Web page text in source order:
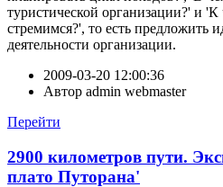
туристической организации?' и
стремимся?', то есть предложить
деятельности организации.
2009-03-20 12:00:36
Автор admin webmaster
Перейти
2900 километров пути.
плато Путорана'